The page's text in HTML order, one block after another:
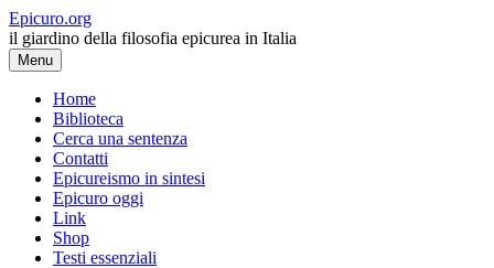
Vai
al
contenuto
Epicuro.org
il giardino della filosofia epicurea in Italia
Menu
Home
Biblioteca
Cerca una sentenza
Contatti
Epicureismo in sintesi
Epicuro oggi
Link
Shop
Testi essenziali